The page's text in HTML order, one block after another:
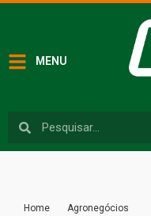
MENU
Home
Agronegócios